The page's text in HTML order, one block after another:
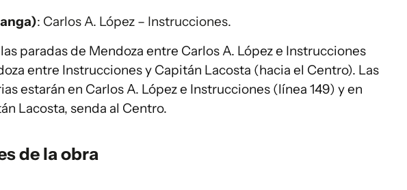
: Carlos A. López – Instrucciones.
paradas de Mendoza entre Carlos A. López e Instrucciones
entre Instrucciones y Capitán Lacosta (hacia el Centro). Las
estarán en Carlos A. López e Instrucciones (línea 149) y en
Lacosta, senda al Centro.
de la obra